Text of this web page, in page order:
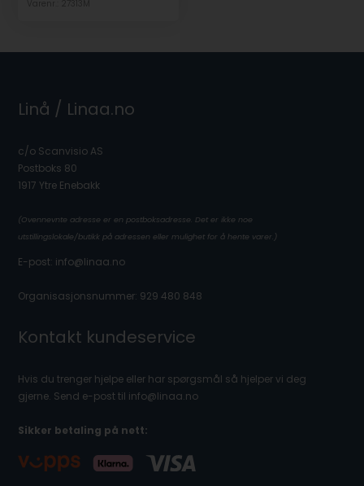
Linå / Linaa.no
c/o Scanvisio AS
Postboks 80
1917 Ytre Enebakk
(Ovennevnte adresse er en postboksadresse. Det er ikke noe
utstillingslokale/butikk på adressen eller mulighet for å hente varer.)
E-post: info@linaa.no
Organisasjonsnummer: 929 480 848
Kontakt kundeservice
Hvis du trenger hjelpe eller har spørgsmål så hjelper vi deg
gjerne. Send e-post til info@linaa.no
Sikker betaling på nett: